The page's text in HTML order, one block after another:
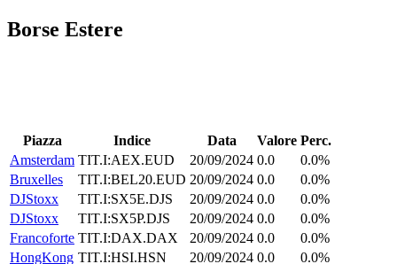
Borse Estere
Piazza Indice Data Valore Perc.
Amsterdam TIT.I:AEX.EUD 20/09/2024 0.0
0.0%
Bruxelles
TIT.I:BEL20.EUD 20/09/2024 0.0
0.0%
DJStoxx
TIT.I:SX5E.DJS 20/09/2024 0.0
0.0%
DJStoxx
TIT.I:SX5P.DJS 20/09/2024 0.0
0.0%
Francoforte TIT.I:DAX.DAX 20/09/2024 0.0
0.0%
HongKong TIT.I:HSI.HSN 20/09/2024 0.0
0.0%